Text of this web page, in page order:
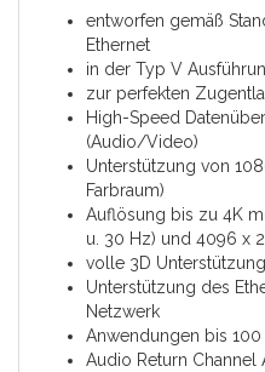
entworfen gemäß
Ethernet
in der Typ V
zur perfekten
High-Speed
(Audio/Video)
Unterstützung von
Farbraum)
Auflösung bis zu 4K
u. 30 Hz) und 4096 x
volle 3D Unterstützung
Unterstützung des
Netzwerk
Anwendungen bis
Audio Return Channel